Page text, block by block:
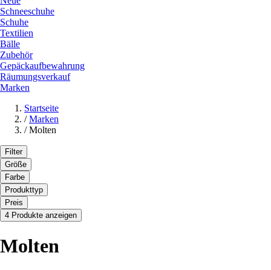
Schneeschuhe
Schuhe
Textilien
Bälle
Zubehör
Gepäckaufbewahrung
Räumungsverkauf
Marken
Startseite
/ Marken
/ Molten
Filter
Größe
Farbe
Produkttyp
Preis
4 Produkte anzeigen
Molten